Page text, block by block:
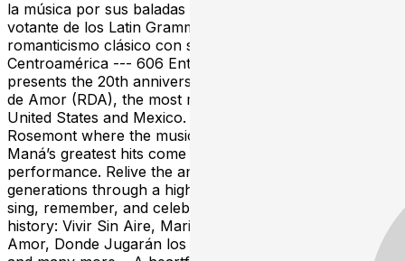
la música por sus baladas pop y por ser miembro
votante de los Latin Grammys. Su estilo mezcla el
romanticismo clásico con sonidos modernos de
Centroamérica --- 606 Entertainment Group proudly
presents the 20th anniversary celebration of Revolución
de Amor (RDA), the most recognized Maná tribute in the
United States and Mexico. A special night at Joe’s Live
Rosemont where the music, nostalgia, and energy of
Maná’s greatest hits come to life in a one-of-a-kind live
performance. Relive the anthems that defined
generations through a high-level production designed to
sing, remember, and celebrate two decades of musical
history: Vivir Sin Aire, Mariposa Traicionera, Oye Mi
Amor, Donde Jugarán los Niños, Clavado en un Bar,